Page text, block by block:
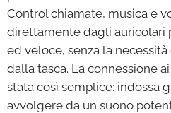
Control chiamate, musica e
direttamente dagli auricolari
ed veloce, senza la
dalla tasca. La connessione
stata così semplice: indossa
avvolgere da un suono